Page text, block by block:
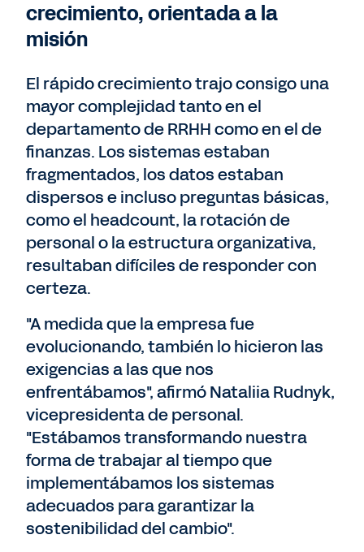
crecimiento, orientada a la
misión
El rápido crecimiento trajo consigo una
mayor complejidad tanto en el
departamento de RRHH como en el de
finanzas. Los sistemas estaban
fragmentados, los datos estaban
dispersos e incluso preguntas básicas,
como el headcount, la rotación de
personal o la estructura organizativa,
resultaban difíciles de responder con
certeza.
"A medida que la empresa fue
evolucionando, también lo hicieron las
exigencias a las que nos
enfrentábamos", afirmó Nataliia Rudnyk,
vicepresidenta de personal.
"Estábamos transformando nuestra
forma de trabajar al tiempo que
implementábamos los sistemas
adecuados para garantizar la
sostenibilidad del cambio".